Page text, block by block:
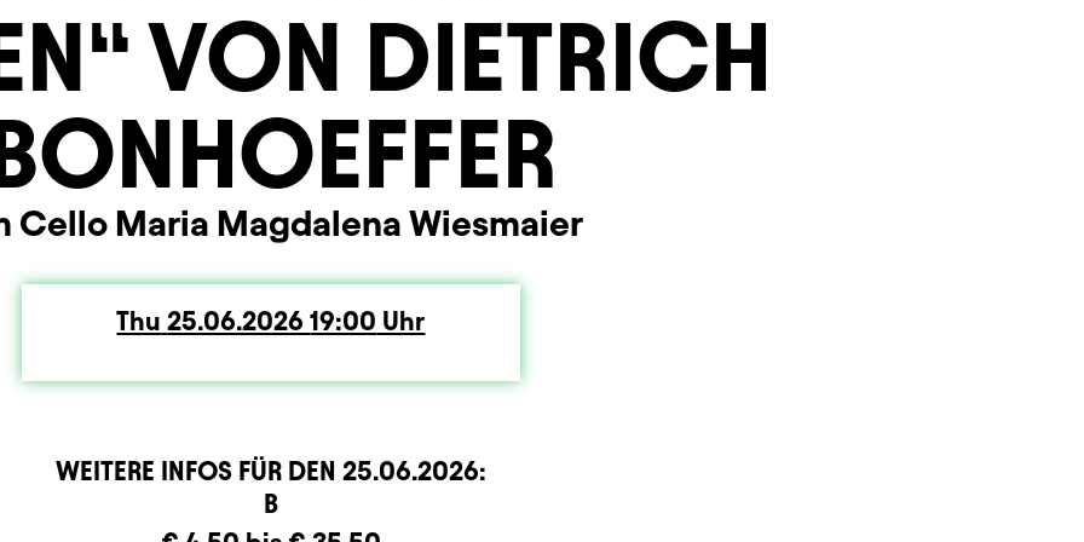
VON DIETRICH
Cello Maria Magdalena Wiesmaier
Thu Thursday
25.06.202619:00 Uhr
WEITERE INFOS FÜR DEN 25.06.2026:
B